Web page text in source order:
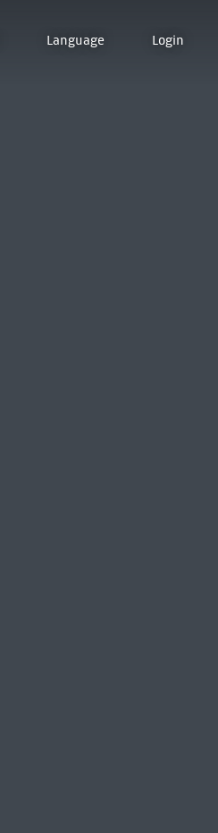
Language Login